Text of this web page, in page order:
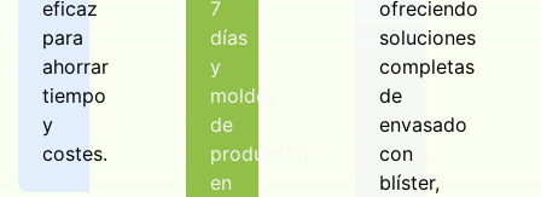
eficaz
para
ahorrar
tiempo
y
costes.
7
días
y
moldes
de
producción
en
ofreciendo
soluciones
completas
de
envasado
con
blíster,